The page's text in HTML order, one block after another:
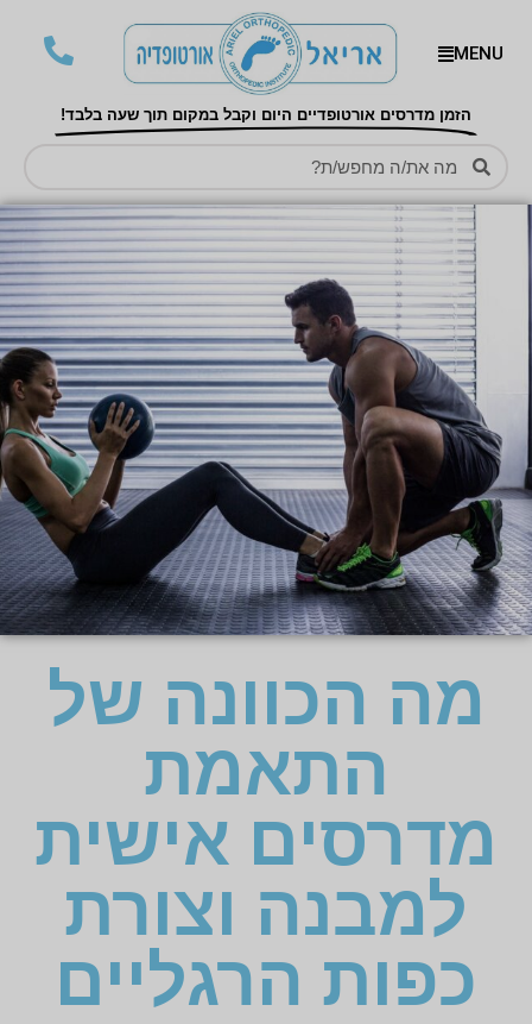
MENU
הזמן מדרסים אורטופדיים היום וקבל במקום תוך שעה בלבד!
מה הכוונה של
התאמת
מדרסים אישית
למבנה וצורת
כפות הרגליים